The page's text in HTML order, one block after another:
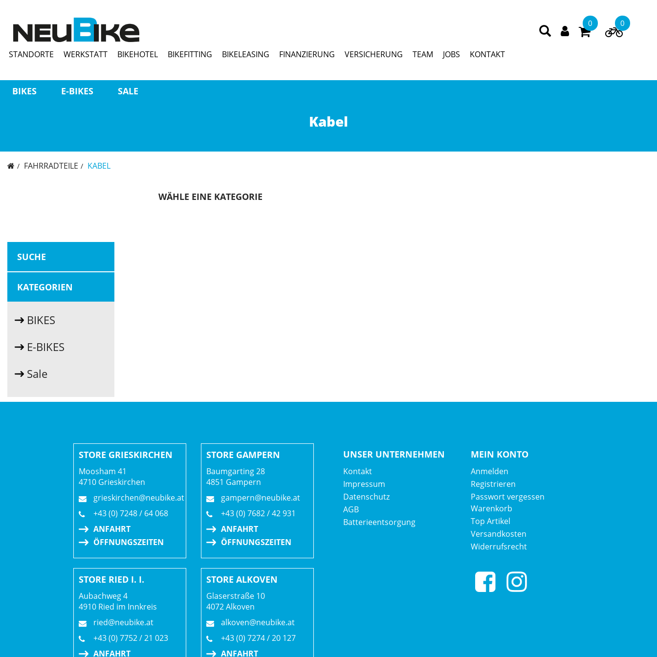
0 0
STANDORTE WERKSTATT BIKEHOTEL BIKEFITTING BIKELEASING FINANZIERUNG VERSICHERUNG TEAM JOBS KONTAKT
BIKES E-BIKES SALE
Kabel
FAHRRADTEILE KABEL
SUCHE
KATEGORIEN
BIKES
E-BIKES
Sale
WÄHLE EINE KATEGORIE
STORE GRIESKIRCHEN
Moosham 41
4710 Grieskirchen
grieskirchen@neubike.at
+43 (0) 7248 / 64 068
ANFAHRT
ÖFFNUNGSZEITEN
STORE GAMPERN
Baumgarting 28
4851 Gampern
gampern@neubike.at
+43 (0) 7682 / 42 931
ANFAHRT
ÖFFNUNGSZEITEN
STORE RIED I. I.
Aubachweg 4
4910 Ried im Innkreis
ried@neubike.at
+43 (0) 7752 / 21 023
ANFAHRT
STORE ALKOVEN
Glaserstraße 10
4072 Alkoven
alkoven@neubike.at
+43 (0) 7274 / 20 127
ANFAHRT
UNSER UNTERNEHMEN
Kontakt
Impressum
Datenschutz
AGB
Batterieentsorgung
MEIN KONTO
Anmelden
Registrieren
Passwort vergessen
Warenkorb
Top Artikel
Versandkosten
Widerrufsrecht